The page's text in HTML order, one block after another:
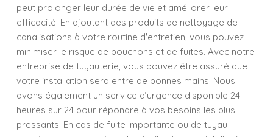
peut prolonger leur durée de vie et améliorer leur
efficacité. En ajoutant des produits de nettoyage de
canalisations à votre routine d'entretien, vous pouvez
minimiser le risque de bouchons et de fuites. Avec notre
entreprise de tuyauterie, vous pouvez être assuré que
votre installation sera entre de bonnes mains. Nous
avons également un service d’urgence disponible 24
heures sur 24 pour répondre à vos besoins les plus
pressants. En cas de fuite importante ou de tuyau